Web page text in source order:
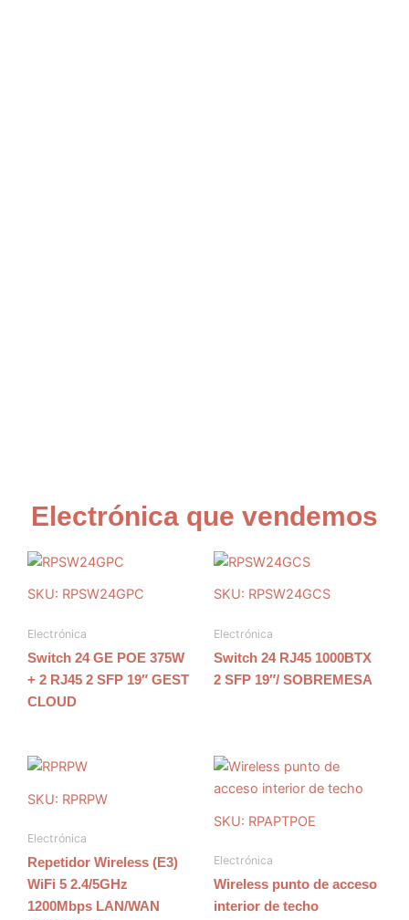
Electrónica que vendemos
SKU: RPSW24GPC
Electrónica
Switch 24 GE POE 375W
+ 2 RJ45 2 SFP 19″ GEST
CLOUD
SKU: RPSW24GCS
Electrónica
Switch 24 RJ45 1000BTX
2 SFP 19″/ SOBREMESA
SKU: RPRPW
Electrónica
Repetidor Wireless (E3)
WiFi 5 2.4/5GHz
1200Mbps LAN/WAN
SKU: RPAPTPOE
Electrónica
Wireless punto de acceso
interior de techo